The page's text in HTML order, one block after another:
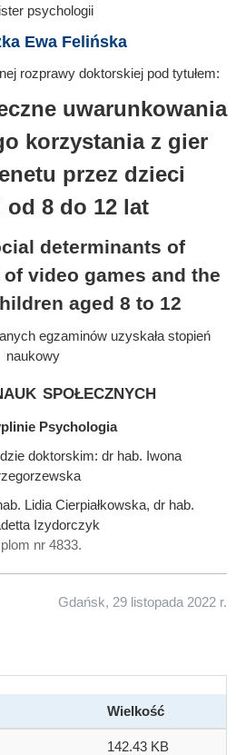
psychologii
Ewa Felińska
rozprawy doktorskiej pod tytułem:
uwarunkowania
korzystania z gier
przez dzieci
od 8 do 12 lat
determinants of
video games and the
aged 8 to 12
egzaminów uzyskała stopień
naukowy
społecznych
Psychologia
doktorskim: dr hab. Iwona
Lidia Cierpiałkowska, dr hab.
Izydorczyk
nr 4833.
Gdańsk, 29 listopada 2022 r.
Wielkość
142.43 KB